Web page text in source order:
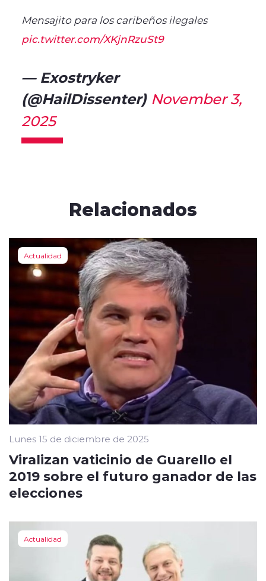
Mensajito para los caribeños ilegales
pic.twitter.com/XKjnRzuSt9
— Exostryker
(@HailDissenter) November 3,
2025
Relacionados
Actualidad
Lunes 15 de diciembre de 2025
Viralizan vaticinio de Guarello el
2019 sobre el futuro ganador de las
elecciones
Actualidad